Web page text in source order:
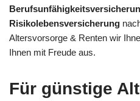
Risikolebensversicherung
Altersvorsorge & Renten wir
Ihnen mit Freude aus.
Für günstige